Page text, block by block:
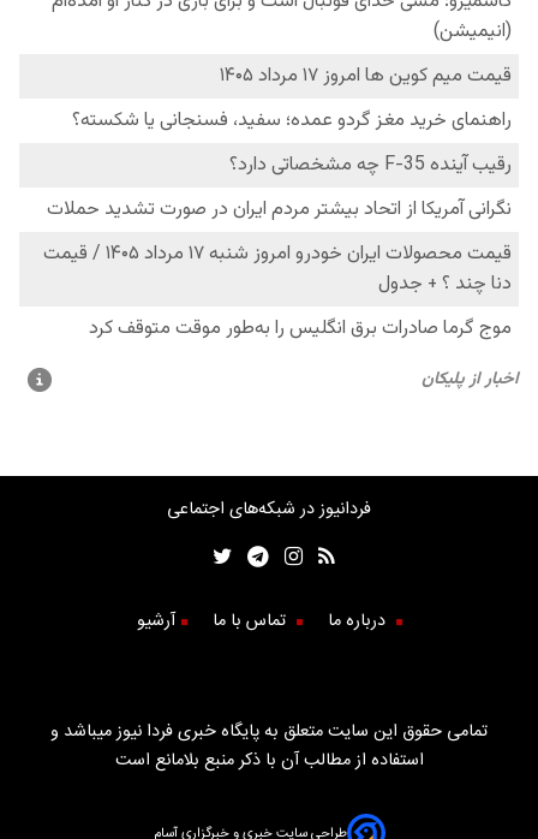
فردانیوز در شبکه‌های اجتماعی
درباره ما تماس با ما آرشیو
تمامی حقوق این سایت متعلق به پایگاه خبری فردا نیوز میباشد و
استفاده از مطالب آن با ذکر منبع بلامانع است
طراحی سایت خبری و خبرگزاری آسام